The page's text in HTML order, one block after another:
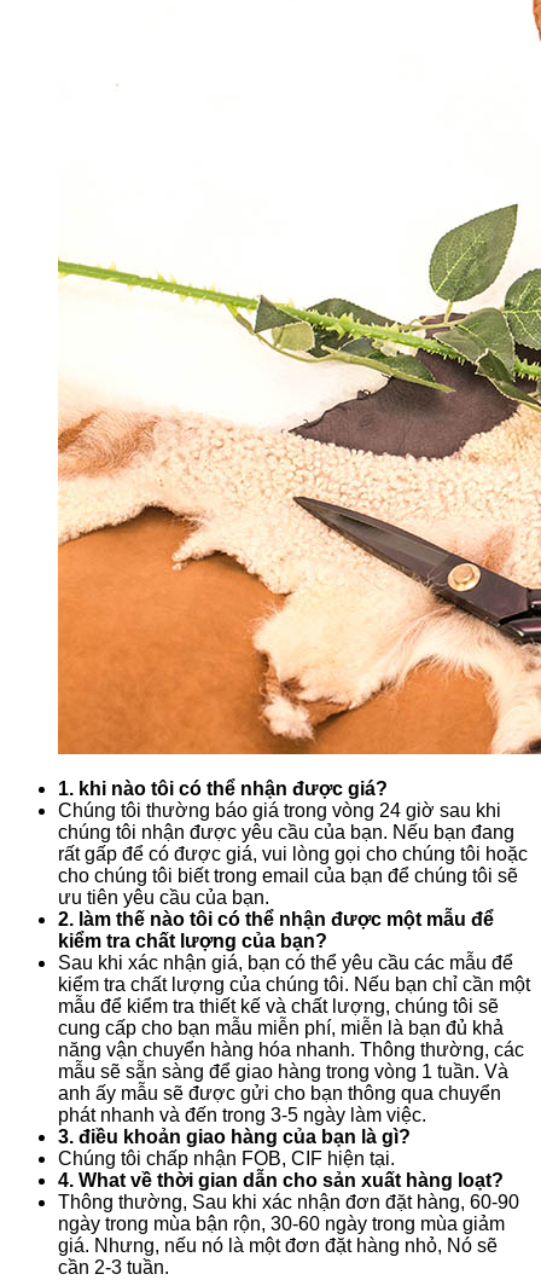
1. khi nào tôi có thể nhận được giá?
Chúng tôi thường báo giá trong vòng 24 giờ sau khi
chúng tôi nhận được yêu cầu của bạn. Nếu bạn đang
rất gấp để có được giá, vui lòng gọi cho chúng tôi hoặc
cho chúng tôi biết trong email của bạn để chúng tôi sẽ
ưu tiên yêu cầu của bạn.
2. làm thế nào tôi có thể nhận được một mẫu để
kiểm tra chất lượng của bạn?
Sau khi xác nhận giá, bạn có thể yêu cầu các mẫu để
kiểm tra chất lượng của chúng tôi. Nếu bạn chỉ cần một
mẫu để kiểm tra thiết kế và chất lượng, chúng tôi sẽ
cung cấp cho bạn mẫu miễn phí, miễn là bạn đủ khả
năng vận chuyển hàng hóa nhanh. Thông thường, các
mẫu sẽ sẵn sàng để giao hàng trong vòng 1 tuần. Và
anh ấy mẫu sẽ được gửi cho bạn thông qua chuyển
phát nhanh và đến trong 3-5 ngày làm việc.
3. điều khoản giao hàng của bạn là gì?
Chúng tôi chấp nhận FOB, CIF hiện tại.
4. What về thời gian dẫn cho sản xuất hàng loạt?
Thông thường, Sau khi xác nhận đơn đặt hàng, 60-90
ngày trong mùa bận rộn, 30-60 ngày trong mùa giảm
giá. Nhưng, nếu nó là một đơn đặt hàng nhỏ, Nó sẽ
cần 2-3 tuần.